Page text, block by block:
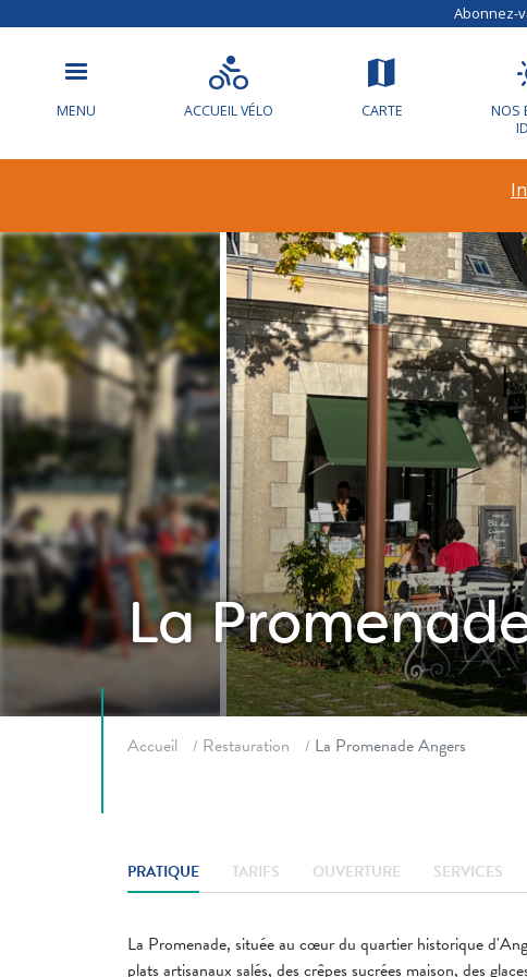
Abonnez-
MENU ACCUEIL VÉLO CARTE
NOS
La
Accueil Restauration La Promenade Angers
PRATIQUE TARIFS OUVERTURE SERVICES
La Promenade, située au cœur du quartier historique
plats artisanaux salés, des crêpes sucrées maison, des